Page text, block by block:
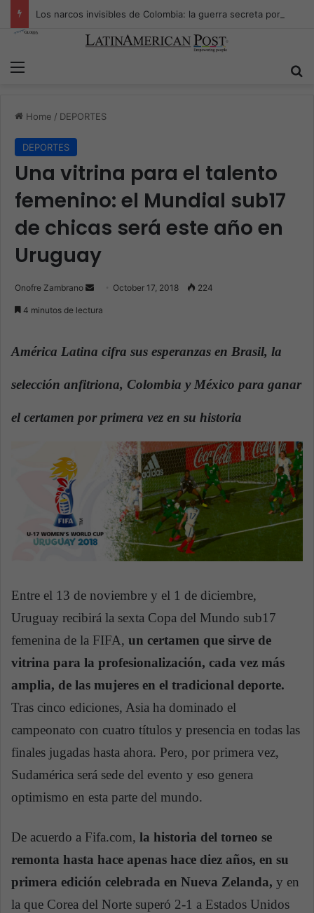
Home / DEPORTES
DEPORTES
Una vitrina para el talento
femenino: el Mundial sub17
de chicas será este año en
Uruguay
Onofre Zambrano
a
e
a
October 17, 2018 224
4 minutos de lectura
América Latina cifra sus esperanzas en Brasil, la
selección anfitriona, Colombia y México para ganar
el certamen por primera vez en su historia
Entre el 13 de noviembre y el 1 de diciembre,
Uruguay recibirá la sexta Copa del Mundo sub17
femenina de la FIFA, un certamen que sirve de
vitrina para la profesionalización, cada vez más
amplia, de las mujeres en el tradicional deporte.
Tras cinco ediciones, Asia ha dominado el
campeonato con cuatro títulos y presencia en todas las
finales jugadas hasta ahora. Pero, por primera vez,
Sudamérica será sede del evento y eso genera
optimismo en esta parte del mundo.
De acuerdo a Fifa.com, la historia del torneo se
remonta hasta hace apenas hace diez años, en su
primera edición celebrada en Nueva Zelanda, y en
la que Corea del Norte superó 2-1 a Estados Unidos